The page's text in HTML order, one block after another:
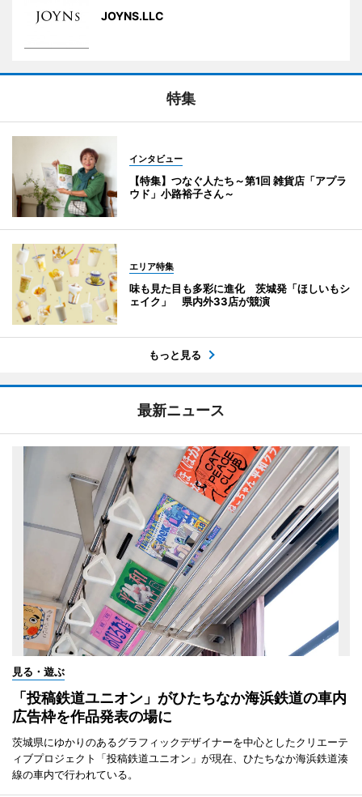
JOYNS.LLC
特集
インタビュー
【特集】つなぐ人たち～第1回 雑貨店「アプラ
ウド」小路裕子さん～
エリア特集
味も見た目も多彩に進化 茨城発「ほしいもシ
ェイク」 県内外33店が競演
もっと見る
最新ニュース
見る・遊ぶ
「投稿鉄道ユニオン」がひたちなか海浜鉄道の車内
広告枠を作品発表の場に
茨城県にゆかりのあるグラフィックデザイナーを中心としたクリエーテ
ィブプロジェクト「投稿鉄道ユニオン」が現在、ひたちなか海浜鉄道湊
線の車内で行われている。